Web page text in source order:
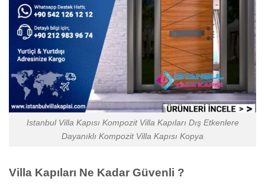
Istanbul Villa Kapısı Kompozit Villa Kapıları Dış Etkenlere
Dayanıklı Kompozit Villa Kapısı Kopya
Villa Kapıları Ne Kadar Güvenli ?